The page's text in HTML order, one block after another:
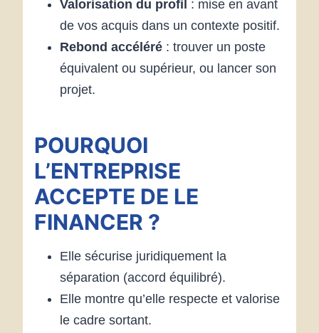
Valorisation du profil : mise en avant
de vos acquis dans un contexte positif.
Rebond accéléré : trouver un poste
équivalent ou supérieur, ou lancer son
projet.
POURQUOI
L’ENTREPRISE
ACCEPTE DE LE
FINANCER ?
Elle sécurise juridiquement la
séparation (accord équilibré).
Elle montre qu’elle respecte et valorise
le cadre sortant.